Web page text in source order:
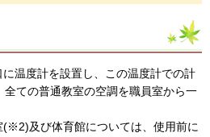
温度計を設置し、この温度計での計
ての普通教室の空調を職員室から一
及び体育館については、使用前に